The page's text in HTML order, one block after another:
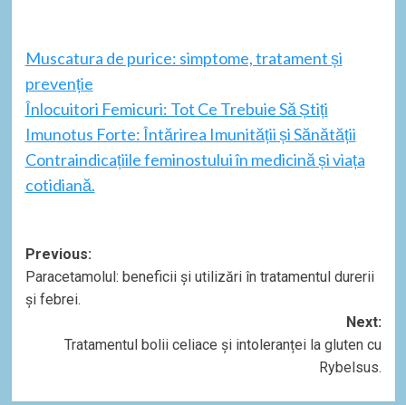
Muscatura de purice: simptome, tratament și
prevenție
Înlocuitori Femicuri: Tot Ce Trebuie Să Știți
Imunotus Forte: Întărirea Imunității și Sănătății
Contraindicațiile feminostului în medicină și viața
cotidiană.
Post
navigation
Previous:
Paracetamolul: beneficii și utilizări în tratamentul durerii
și febrei.
Next:
Tratamentul bolii celiace și intoleranței la gluten cu
Rybelsus.